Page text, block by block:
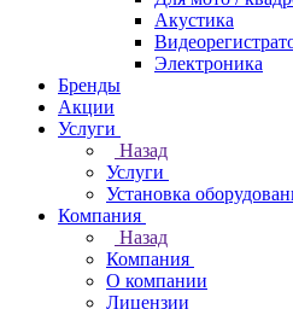
Акустика
Электроника
Бренды
Акции
Услуги
Назад
Услуги
Установка
Компания
Назад
Компания
О компании
Лицензии